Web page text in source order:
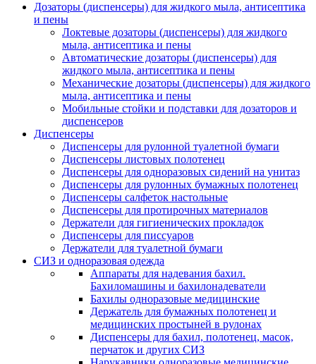
Дозаторы (диспенсеры) для жидкого мыла, антисептика
и пены
Локтевые дозаторы (диспенсеры) для жидкого
мыла, антисептика и пены
Автоматические дозаторы (диспенсеры) для
жидкого мыла, антисептика и пены
Механические дозаторы (диспенсеры) для жидкого
мыла, антисептика и пены
Мобильные стойки и подставки для дозаторов и
диспенсеров
Диспенсеры
Диспенсеры для рулонной туалетной бумаги
Диспенсеры листовых полотенец
Диспенсеры для одноразовых сидений на унитаз
Диспенсеры для рулонных бумажных полотенец
Диспенсеры салфеток настольные
Диспенсеры для протирочных материалов
Держатели для гигиенических прокладок
Диспенсеры для писсуаров
Держатели для туалетной бумаги
СИЗ и одноразовая одежда
Аппараты для надевания бахил.
Бахиломашины и бахилонадеватели
Бахилы одноразовые медицинские
Держатель для бумажных полотенец и
медицинских простыней в рулонах
Диспенсеры для бахил, полотенец, масок,
перчаток и других СИЗ